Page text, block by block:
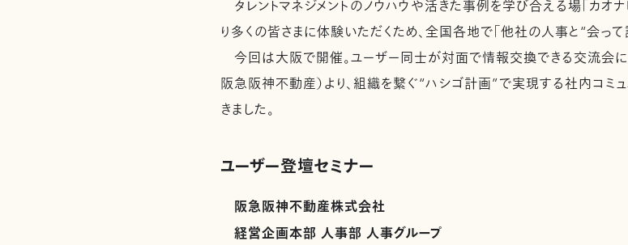
タレントマネジメントのノウハウや活きた事例を学び合える場「カオ
り多くの皆さまに体験いただくため、全国各地で「他社の人事と“会っ
今回は大阪で開催。ユーザー同士が対面で情報交換できる交流会に
阪急阪神不動産）より、組織を繋ぐ“ハシゴ計画”で実現する社内コミ
きました。
ユーザー登壇セミナー
阪急阪神不動産株式会社
経営企画本部 人事部 人事グループ